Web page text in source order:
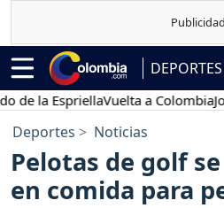
DEPORTES
la EspriellaVuelta a ColombiaJorge
Deportes Noticias
Pelotas de golf
en comida para